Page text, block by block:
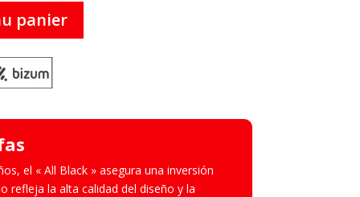
panier
el « All Black » asegura una inversión
refleja la alta calidad del diseño y la